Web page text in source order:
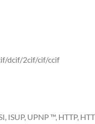
dcif/2cif/cif/ccif
ISUP, UPNP ™, HTTP,